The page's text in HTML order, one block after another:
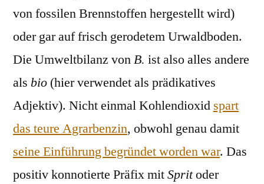
von fossilen Brennstoffen hergestellt wird)
oder gar auf frisch gerodetem Urwaldboden.
Die Umweltbilanz vonB. ist also alles andere
als bio (hier verwendet als prädikatives
Adjektiv). Nicht einmal Kohlendioxid spart
das teure Agrarbenzin, obwohl genau damit
seine Einführung begründet worden war. Das
positiv konnotierte Präfix mitSpritoder